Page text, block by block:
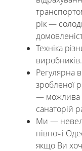
рік —
Техніка
виробників.
Регулярна
зробленої
— можлива
санаторій
Ми —
півночі
якщо Ви